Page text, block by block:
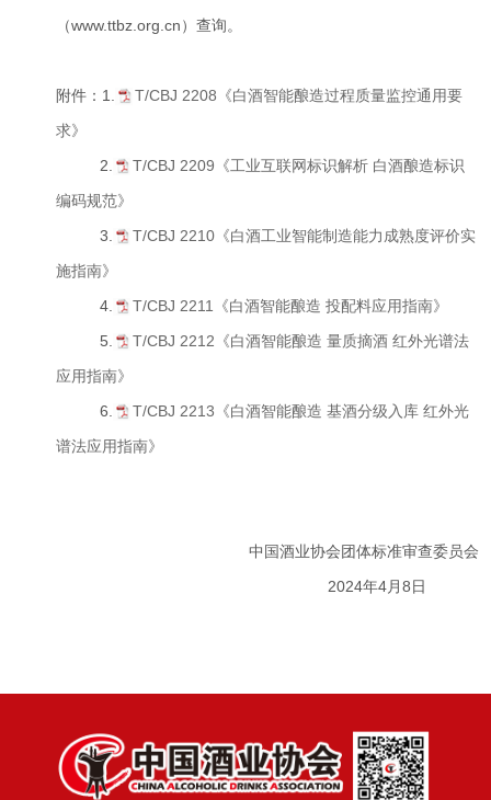
（www.ttbz.org.cn）查询。
附件：1.
T/CBJ 2208《白酒智能酿造过程质量监控通用要
求》
2.
T/CBJ 2209《工业互联网标识解析 白酒酿造标识
编码规范》
3.
T/CBJ 2210《白酒工业智能制造能力成熟度评价实
施指南》
4.
T/CBJ 2211《白酒智能酿造 投配料应用指南》
5.
T/CBJ 2212《白酒智能酿造 量质摘酒 红外光谱法
应用指南》
6.
T/CBJ 2213《白酒智能酿造 基酒分级入库 红外光
谱法应用指南》
中国酒业协会团体标准审查委员会
2024年4月8日